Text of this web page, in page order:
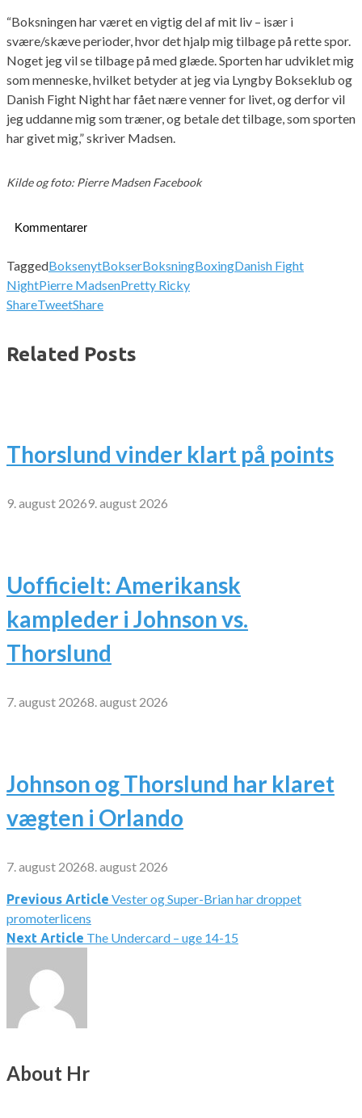
“Boksningen har været en vigtig del af mit liv – især i
svære/skæve perioder, hvor det hjalp mig tilbage på rette spor.
Noget jeg vil se tilbage på med glæde. Sporten har udviklet mig
som menneske, hvilket betyder at jeg via Lyngby Bokseklub og
Danish Fight Night har fået nære venner for livet, og derfor vil
jeg uddanne mig som træner, og betale det tilbage, som sporten
har givet mig,” skriver Madsen.
Kilde og foto: Pierre Madsen Facebook
Kommentarer
TaggedBoksenytBokserBoksningBoxingDanish Fight
NightPierre MadsenPretty Ricky
ShareTweetShare
Related Posts
Thorslund vinder klart på points
9. august 20269. august 2026
Uofficielt: Amerikansk
kampleder i Johnson vs.
Thorslund
7. august 20268. august 2026
Johnson og Thorslund har klaret
vægten i Orlando
7. august 20268. august 2026
Indlægsnavigation
Previous Article Vester og Super-Brian har droppet
promoterlicens
Next Article The Undercard – uge 14-15
About Hr